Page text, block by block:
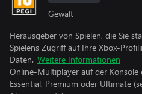
Gewalt
Herausgeber von Spielen, die Sie
Spielens Zugriff auf Ihre Xbox-
Daten. Weitere Informationen
Online-Multiplayer auf der Konsole
Essential, Premium oder Ultimate